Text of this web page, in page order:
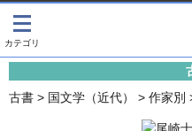
影印資料
書誌学・目録
画像がある商品のみ検索
古書 > 国文学（近代） > 作家別